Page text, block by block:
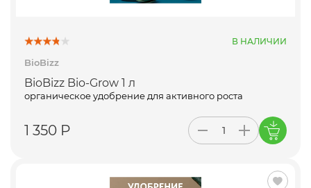
В НАЛИЧИИ
BioBizz
BioBizz Bio-Grow 1 л
органическое удобрение для активного роста
1 350 Р